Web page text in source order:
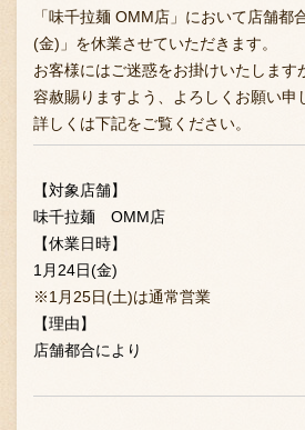
「味千拉麺 OMM店」において店舗都
(金)」を休業させていただきます。
お客様にはご迷惑をお掛けいたします
容赦賜りますよう、よろしくお願い申
詳しくは下記をご覧ください。
【対象店舗】
味千拉麺 OMM店
【休業日時】
1月24日(金)
※1月25日(土)は通常営業
【理由】
店舗都合により